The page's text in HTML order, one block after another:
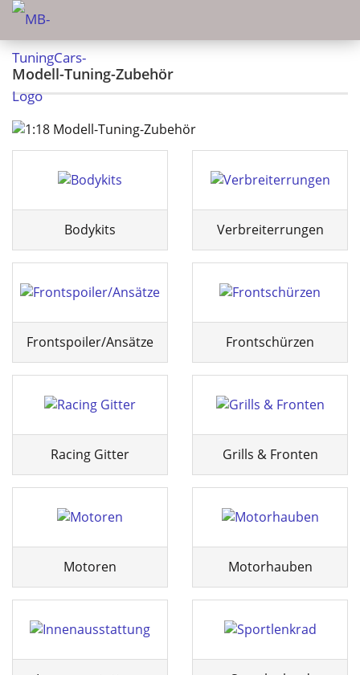
Modell-Tuning-Zubehör
Bodykits Verbreiterrungen
Frontspoiler/Ansätze Frontschürzen
Racing Gitter Grills & Fronten
Motoren Motorhauben